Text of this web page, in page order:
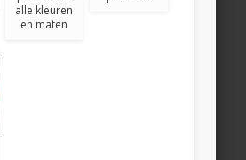
alle kleuren
en maten